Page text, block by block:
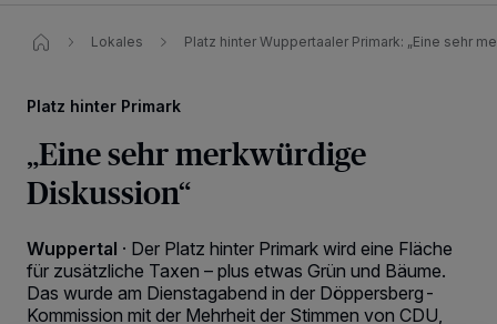
Lokales Platz hinter Wuppertaaler Primark: „Eine sehr
Platz hinter Primark
„Eine sehr merkwürdige
Diskussion“
Wuppertal · Der Platz hinter Primark wird eine Fläche
für zusätzliche Taxen – plus etwas Grün und Bäume.
Das wurde am Dienstagabend in der Döppersberg-
Kommission mit der Mehrheit der Stimmen von CDU,